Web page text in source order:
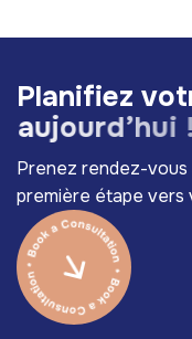
Planifiez vot
aujourd’hui
Prenez rendez-
première étape